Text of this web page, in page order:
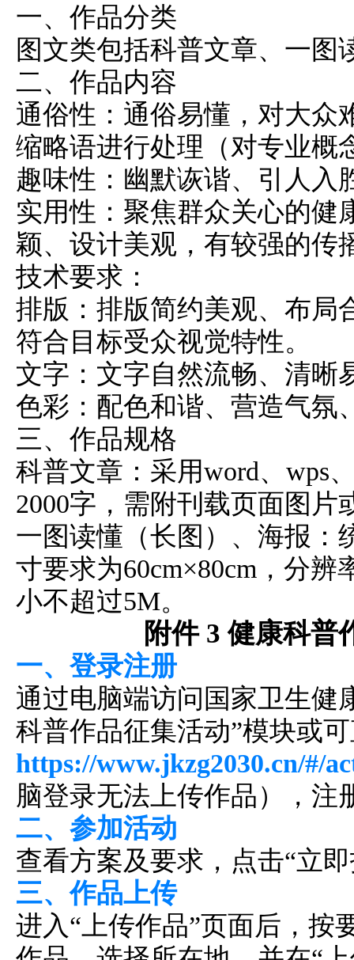
一、作品分类
图文类包括科普文章、一图
二、作品内容
通俗性：通俗易懂，对大众
缩略语进行处理（对专业概
趣味性：幽默诙谐、引人入
实用性：聚焦群众关心的健
颖、设计美观，有较强的传
技术要求：
排版：排版简约美观、布局
符合目标受众视觉特性。
文字：文字自然流畅、清晰
色彩：配色和谐、营造气氛
三、作品规格
科普文章：采用word、wps
2000字，需附刊载页面图片
一图读懂（长图）、海报：
寸要求为60cm×80cm，分辨
小不超过5M。
附件 3 健康科普
一、登录注册
通过电脑端访问国家卫生健
科普作品征集活动”模块或
https://www.jkzg2030.cn/#/
脑登录无法上传作品），注
二、参加活动
查看方案及要求，点击“立
三、作品上传
进入“上传作品”页面后，按